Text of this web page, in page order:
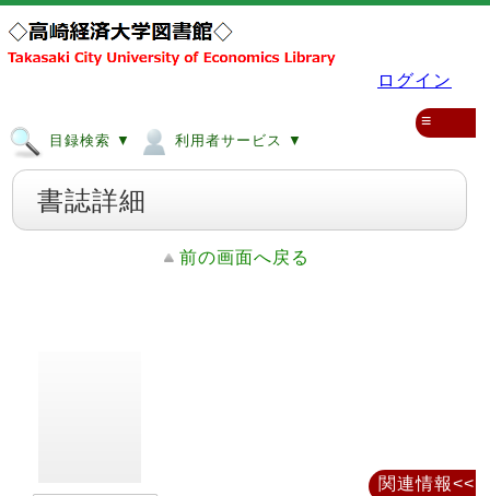
ログイン
目録検索 ▼ 利用者サービス ▼
≡
書誌詳細
前の画面へ戻る
関連情報<<